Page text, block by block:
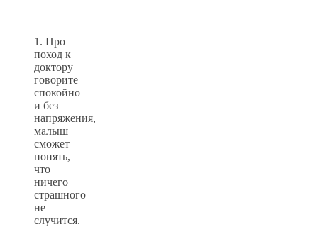
1. Про
поход к
доктору
говорите
спокойно
и без
напряжения,
малыш
сможет
понять,
что
ничего
страшного
не
случится.